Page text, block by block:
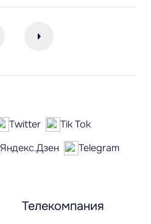
Телекомпания
Twitter
Tik Tok
Яндекс.Дзен
Telegram